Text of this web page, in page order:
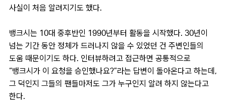
사실이 처음 알려지기도 했다.
뱅크시는 10대 중후반인 1990년부터 활동을 시작했다. 30년이
넘는 기간 동안 정체가 드러나지 않을 수 있었던 건 주변인들의
도움 때문이기도 하다. 인터뷰하려고 접근하면 공통적으로
“뱅크시가 이 요청을 승인했나요?”라는 답변이 돌아온다고 하는데,
그 덕인지 그들의 팬들마저도 그가 누구인지 알려 하지 않는다고
한다.